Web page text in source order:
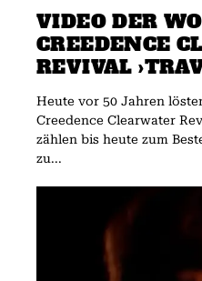
VIDEO DER
CREEDENCE
REVIVAL
Heute vor 50 Jahren
Creedence Clearwater
zählen bis heute zum
zu...